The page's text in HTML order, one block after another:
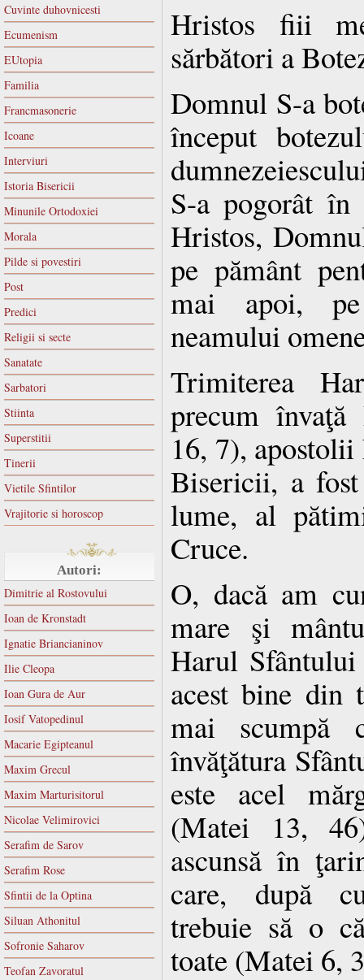
Cuvinte duhovnicesti
Ecumenism
EUtopia
Familia
Francmasonerie
Icoane
Interviuri
Istoria Bisericii
Minunile Ortodoxiei
Morala
Pilde si povestiri
Post
Predici
Religii si secte
Sanatate
Sarbatori
Stiinta
Superstitii
Tinerii
Vietile Sfintilor
Vrajitorie si horoscop
Autori:
Dimitrie al Rostovului
Ioan de Kronstadt
Ignatie Briancianinov
Ilie Cleopa
Ioan Gura de Aur
Iosif Vatopedinul
Macarie Egipteanul
Maxim Grecul
Maxim Marturisitorul
Nicolae Velimirovici
Serafim de Sarov
Serafim Rose
Sfintii de la Optina
Siluan Athonitul
Sofronie Saharov
Teofan Zavoratul
Hristos fiii
sărbători a
Domnul S-a
început
S-a pogorât
Hristos,
pe pământ
mai apoi,
neamului
Trimiterea
precum
16, 7),
Bisericii, a
lume, al
Cruce.
O, dacă am
mare şi
Harul
acest bine din
mai scumpă
învăţătura
este acel
(Matei 13,
ascunsă în
care, după
trebuie să o
toate (Matei 6,